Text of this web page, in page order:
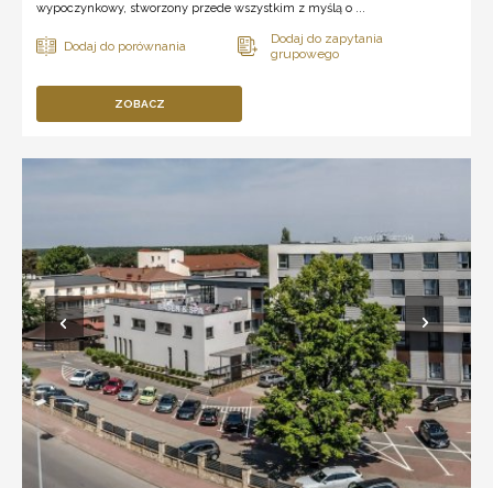
wypoczynkowy, stworzony przede wszystkim z myślą o ...
ZOBACZ